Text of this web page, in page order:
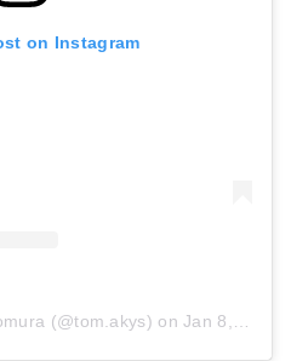
on Instagram
(@tom.akys) onJan 8, 2017 at 5:05am PST